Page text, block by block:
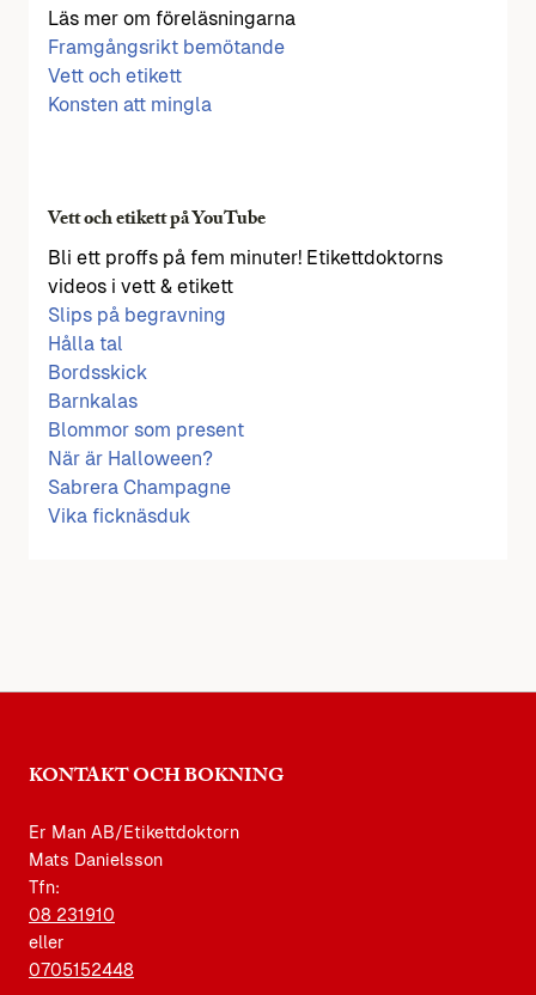
Läs mer om föreläsningarna
Framgångsrikt bemötande
Vett och etikett
Konsten att mingla
Vett och etikett på YouTube
Bli ett proffs på fem minuter! Etikettdoktorns
videos i vett & etikett
Slips på begravning
Hålla tal
Bordsskick
Barnkalas
Blommor som present
När är Halloween?
Sabrera Champagne
Vika ficknäsduk
KONTAKT OCH BOKNING
Er Man AB/Etikettdoktorn
Mats Danielsson
Tfn:
08 231910
eller
0705152448